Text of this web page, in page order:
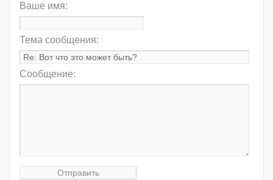
Ваше имя:
Тема сообщения:
Сообщение: